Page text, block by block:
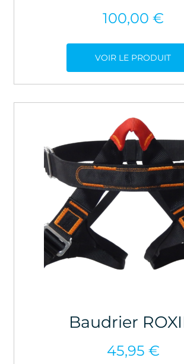
100,00 €
VOIR LE PRODUIT
Baudrier
45,95 €